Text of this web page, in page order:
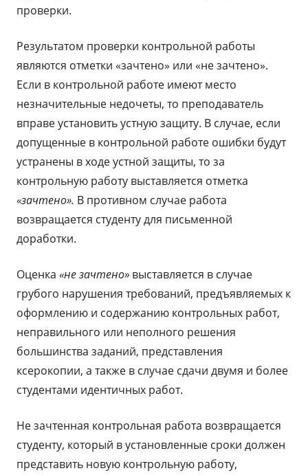
проверки.
Результатом проверки контрольной работы
являются отметки «зачтено» или «не зачтено».
Если в контрольной работе имеют место
незначительные недочеты, то преподаватель
вправе установить устную защиту. В случае, если
допущенные в контрольной работе ошибки будут
устранены в ходе устной защиты, то за
контрольную работу выставляется отметка
«зачтено». В противном случае работа
возвращается студенту для письменной
доработки.
Оценка «не зачтено» выставляется в случае
грубого нарушения требований, предъявляемых к
оформлению и содержанию контрольных работ,
неправильного или неполного решения
большинства заданий, представления
ксерокопии, а также в случае сдачи двумя и более
студентами идентичных работ.
Не зачтенная контрольная работа возвращается
студенту, который в установленные сроки должен
представить новую контрольную работу,